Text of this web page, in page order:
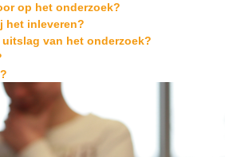
op het onderzoek?
het inleveren?
uitslag van het onderzoek?